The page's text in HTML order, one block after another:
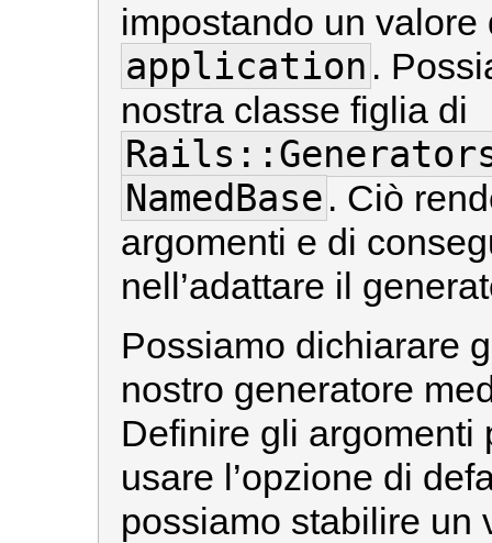
impostando un valore
application .
nostra classe figlia di
NamedBase . Ciò
argomenti e di
nell’adattare il
Possiamo dichiarare
nostro generatore
Definire gli argomenti
usare l’opzione di
possiamo stabilire un